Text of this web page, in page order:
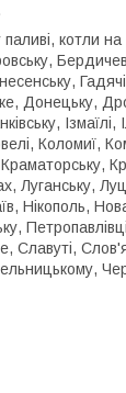
котли
Донецьку,
Коломиї,
Луганську,
Нікополь,
Славуті,